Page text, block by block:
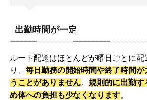
出勤時間が一定
ルート配送はほとんどが曜日ごとに配
り、 毎日勤務の開始時間や終了時間が
うことがありません。 規則的に出勤す
め体への負担も少なくなります。